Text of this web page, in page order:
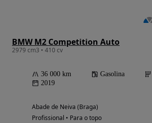
BMW M2 Competition Auto
2979 cm3 • 410 cv
36 000 km Gasolina
2019
Abade de Neiva (Braga)
Profissional • Para o topo